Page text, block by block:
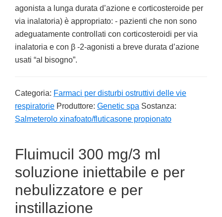
agonista a lunga durata d’azione e corticosteroide per
via inalatoria) è appropriato: - pazienti che non sono
adeguatamente controllati con corticosteroidi per via
inalatoria e con β -2-agonisti a breve durata d’azione
usati “al bisogno”.
Categoria: Farmaci per disturbi ostruttivi delle vie
respiratorie Produttore: Genetic spa Sostanza:
Salmeterolo xinafoato/fluticasone propionato
Fluimucil 300 mg/3 ml
soluzione iniettabile e per
nebulizzatore e per
instillazione